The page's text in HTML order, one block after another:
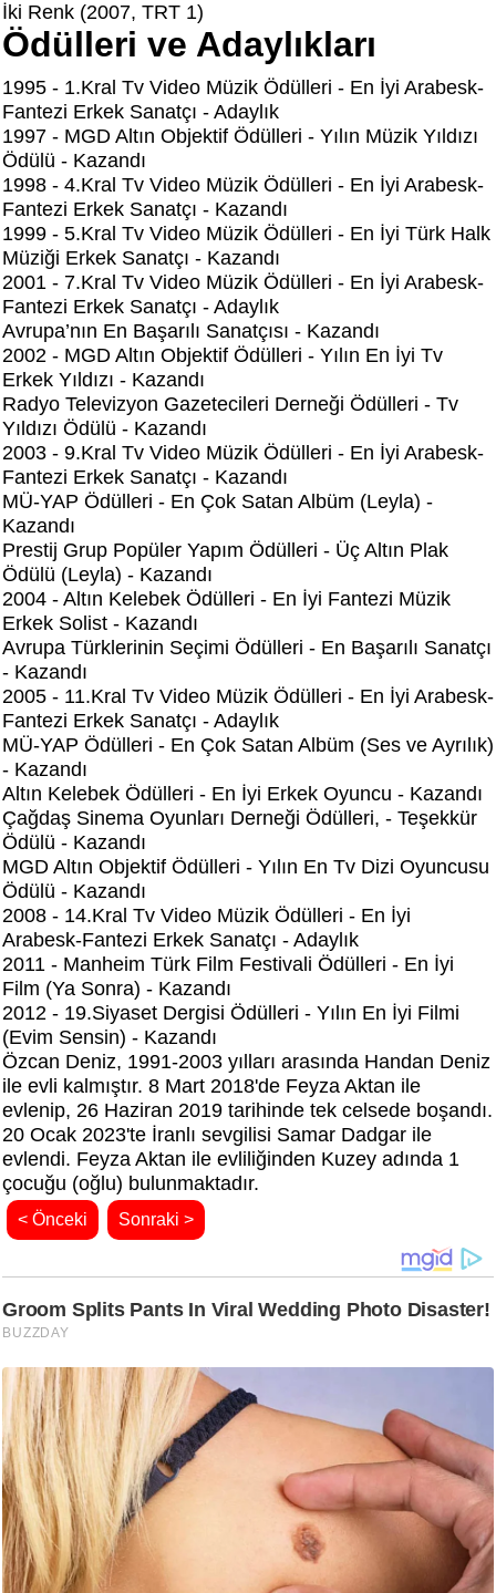
İki Renk (2007, TRT 1)
Ödülleri ve Adaylıkları
1995 - 1.Kral Tv Video Müzik Ödülleri - En İyi Arabesk-
Fantezi Erkek Sanatçı - Adaylık
1997 - MGD Altın Objektif Ödülleri - Yılın Müzik Yıldızı
Ödülü - Kazandı
1998 - 4.Kral Tv Video Müzik Ödülleri - En İyi Arabesk-
Fantezi Erkek Sanatçı - Kazandı
1999 - 5.Kral Tv Video Müzik Ödülleri - En İyi Türk Halk
Müziği Erkek Sanatçı - Kazandı
2001 - 7.Kral Tv Video Müzik Ödülleri - En İyi Arabesk-
Fantezi Erkek Sanatçı - Adaylık
Avrupa’nın En Başarılı Sanatçısı - Kazandı
2002 - MGD Altın Objektif Ödülleri - Yılın En İyi Tv
Erkek Yıldızı - Kazandı
Radyo Televizyon Gazetecileri Derneği Ödülleri - Tv
Yıldızı Ödülü - Kazandı
2003 - 9.Kral Tv Video Müzik Ödülleri - En İyi Arabesk-
Fantezi Erkek Sanatçı - Kazandı
MÜ-YAP Ödülleri - En Çok Satan Albüm (Leyla) -
Kazandı
Prestij Grup Popüler Yapım Ödülleri - Üç Altın Plak
Ödülü (Leyla) - Kazandı
2004 - Altın Kelebek Ödülleri - En İyi Fantezi Müzik
Erkek Solist - Kazandı
Avrupa Türklerinin Seçimi Ödülleri - En Başarılı Sanatçı
- Kazandı
2005 - 11.Kral Tv Video Müzik Ödülleri - En İyi Arabesk-
Fantezi Erkek Sanatçı - Adaylık
MÜ-YAP Ödülleri - En Çok Satan Albüm (Ses ve Ayrılık)
- Kazandı
Altın Kelebek Ödülleri - En İyi Erkek Oyuncu - Kazandı
Çağdaş Sinema Oyunları Derneği Ödülleri, - Teşekkür
Ödülü - Kazandı
MGD Altın Objektif Ödülleri - Yılın En Tv Dizi Oyuncusu
Ödülü - Kazandı
2008 - 14.Kral Tv Video Müzik Ödülleri - En İyi
Arabesk-Fantezi Erkek Sanatçı - Adaylık
2011 - Manheim Türk Film Festivali Ödülleri - En İyi
Film (Ya Sonra) - Kazandı
2012 - 19.Siyaset Dergisi Ödülleri - Yılın En İyi Filmi
(Evim Sensin) - Kazandı
Özcan Deniz, 1991-2003 yılları arasında Handan Deniz
ile evli kalmıştır. 8 Mart 2018'de Feyza Aktan ile
evlenip, 26 Haziran 2019 tarihinde tek celsede boşandı.
20 Ocak 2023'te İranlı sevgilisi Samar Dadgar ile
evlendi. Feyza Aktan ile evliliğinden Kuzey adında 1
çocuğu (oğlu) bulunmaktadır.
< Önceki Sonraki >